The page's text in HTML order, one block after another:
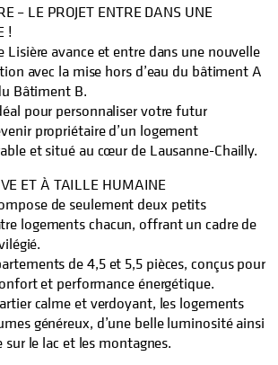
– LE PROJET ENTRE DANS UNE
!
Lisière avance et entre dans une nouvelle
avec la mise hors d’eau du bâtiment A
Bâtiment B.
pour personnaliser votre futur
propriétaire d’un logement
et situé au cœur de Lausanne-Chailly.
ET À TAILLE HUMAINE
de seulement deux petits
logements chacun, offrant un cadre de
de 4,5 et 5,5 pièces, conçus pour
et performance énergétique.
calme et verdoyant, les logements
généreux, d’une belle luminosité ainsi
sur le lac et les montagnes.